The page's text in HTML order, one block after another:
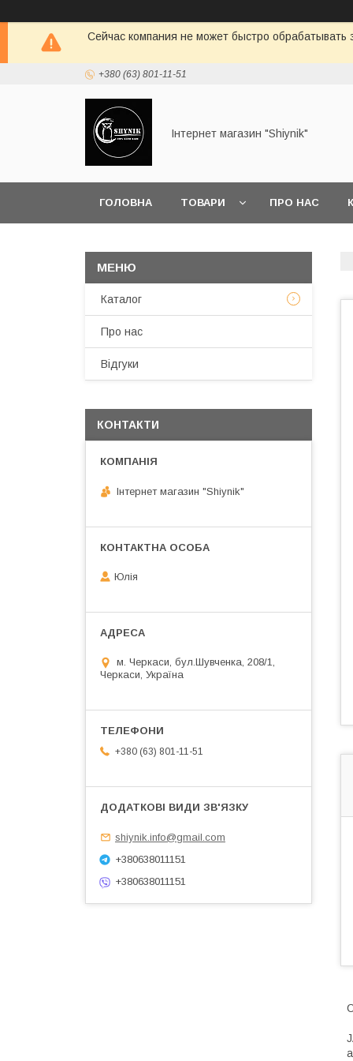
Сейчас компания не может быстро
+380 (63) 801-11-51
Інтернет магазин "Shiynik"
ГОЛОВНА ТОВАРИ ПРО НАС
Каталог
Про нас
Відгуки
КОНТАКТИ
Інтернет магазин "Shiynik"
Юлія
м. Черкаси, бул.Шувченка, 208/1,
Черкаси, Україна
+380 (63) 801-11-51
shiynik.info@gmail.com
+380638011151
+380638011151